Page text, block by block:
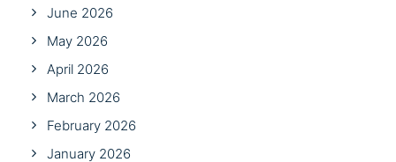
June 2026
May 2026
April 2026
March 2026
February 2026
January 2026